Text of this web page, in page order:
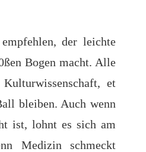
der leichte
Bogen macht. Alle
et
bleiben. Auch wenn
ist, lohnt es sich am
Medizin schmeckt